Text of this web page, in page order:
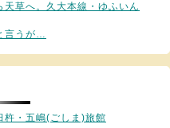
草へ。久大本線・ゆふいん
言うが…
・五嶋(ごしま)旅館